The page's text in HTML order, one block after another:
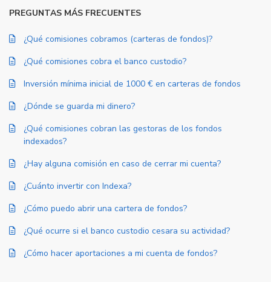
PREGUNTAS MÁS FRECUENTES
¿Qué comisiones cobramos (carteras de fondos)?
¿Qué comisiones cobra el banco custodio?
Inversión mínima inicial de 1000 € en carteras de fondos
¿Dónde se guarda mi dinero?
¿Qué comisiones cobran las gestoras de los fondos
indexados?
¿Hay alguna comisión en caso de cerrar mi cuenta?
¿Cuánto invertir con Indexa?
¿Cómo puedo abrir una cartera de fondos?
¿Qué ocurre si el banco custodio cesara su actividad?
¿Cómo hacer aportaciones a mi cuenta de fondos?